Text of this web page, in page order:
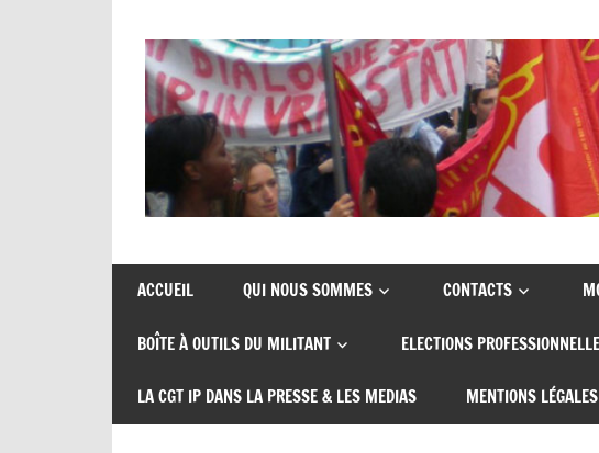
CGT
insertion
probation
de
syndicats
insertion
ACCUEIL QUI NOUS SOMMES CONTACTS
BOÎTE À OUTILS DU MILITANT ELECTIONS
LA CGT IP DANS LA PRESSE & LES MEDIAS MENTIONS LÉGALES